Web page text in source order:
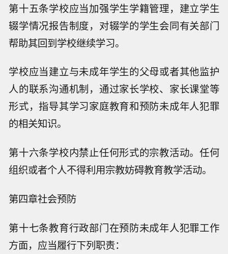
第十五条学校应当加强学生学籍管理，建立学生
辍学情况报告制度，对辍学的学生会同有关部门
帮助其回到学校继续学习。
学校应当建立与未成年学生的父母或者其他监护
人的联系沟通机制，通过家长学校、家长课堂等
形式，指导其学习家庭教育和预防未成年人犯罪
的相关知识。
第十六条学校内禁止任何形式的宗教活动。任何
组织或者个人不得利用宗教妨碍教育教学活动。
第四章社会预防
第十七条教育行政部门在预防未成年人犯罪工作
方面，应当履行下列职责：